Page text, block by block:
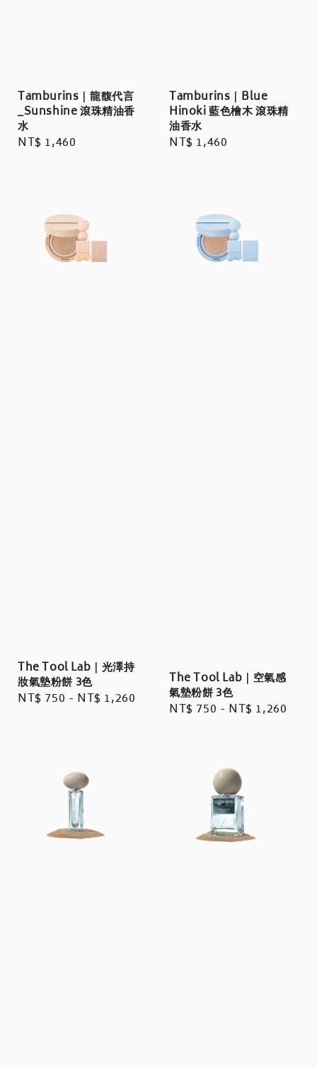
Tamburins｜龍馥代言
_Sunshine 滾珠精油香
水
Regular
NT$ 1,460
Tamburins｜Blue
Hinoki 藍色檜木 滾珠精
油香水
Regular
NT$ 1,460
The Tool Lab｜光澤持
妝氣墊粉餅 3色
Regular
NT$ 750 - NT$ 1,260
The Tool Lab｜空氣感
氣墊粉餅 3色
Regular
NT$ 750 - NT$ 1,260